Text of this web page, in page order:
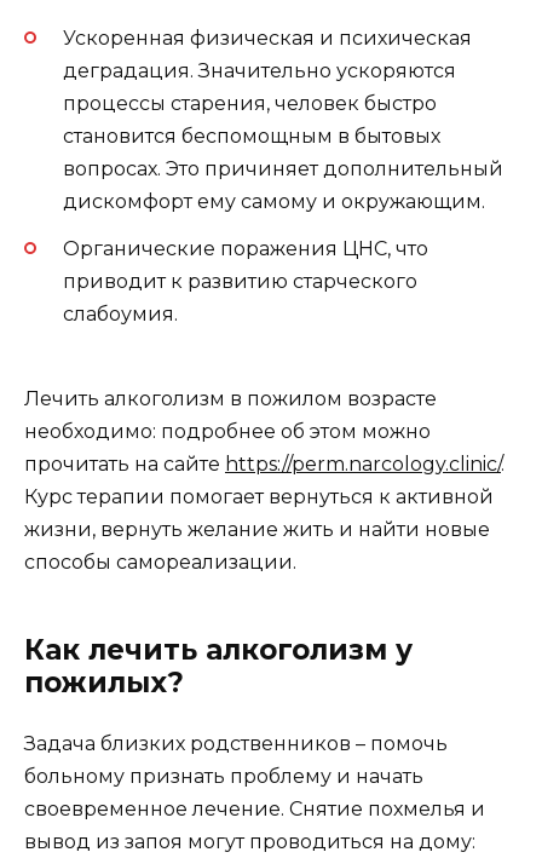
Ускоренная физическая и психическая
деградация. Значительно ускоряются
процессы старения, человек быстро
становится беспомощным в бытовых
вопросах. Это причиняет дополнительный
дискомфорт ему самому и окружающим.
Органические поражения ЦНС, что
приводит к развитию старческого
слабоумия.
Лечить алкоголизм в пожилом возрасте
необходимо: подробнее об этом можно
прочитать на сайте https://perm.narcology.clinic/.
Курс терапии помогает вернуться к активной
жизни, вернуть желание жить и найти новые
способы самореализации.
Как лечить алкоголизм у
пожилых?
Задача близких родственников – помочь
больному признать проблему и начать
своевременное лечение. Снятие похмелья и
вывод из запоя могут проводиться на дому: